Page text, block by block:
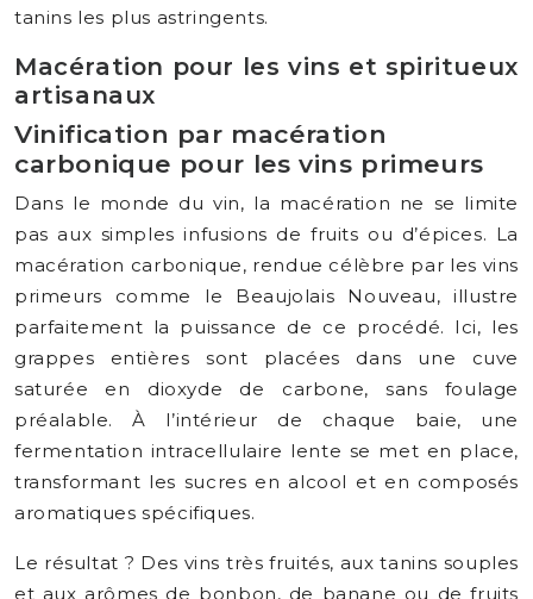
tanins les plus astringents.
Macération pour les vins et spiritueux
artisanaux
Vinification par macération
carbonique pour les vins primeurs
Dans le monde du vin, la macération ne se limite
pas aux simples infusions de fruits ou d’épices. La
macération carbonique, rendue célèbre par les vins
primeurs comme le Beaujolais Nouveau, illustre
parfaitement la puissance de ce procédé. Ici, les
grappes entières sont placées dans une cuve
saturée en dioxyde de carbone, sans foulage
préalable. À l’intérieur de chaque baie, une
fermentation intracellulaire lente se met en place,
transformant les sucres en alcool et en composés
aromatiques spécifiques.
Le résultat ? Des vins très fruités, aux tanins souples
et aux arômes de bonbon, de banane ou de fruits